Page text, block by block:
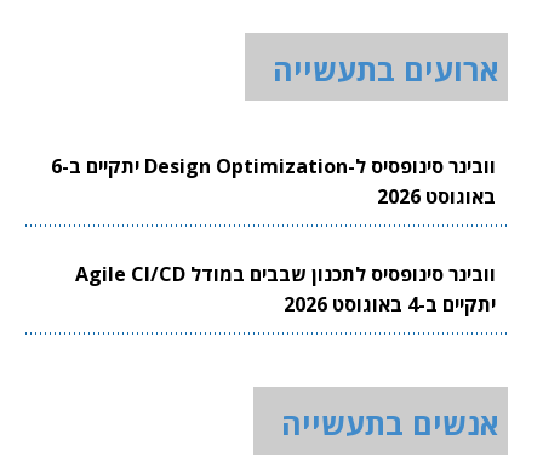
ארועים בתעשייה
וובינר סינופסיס ל-Design Optimization יתקיים ב-6
באוגוסט 2026
וובינר סינופסיס לתכנון שבבים במודל Agile CI/CD
יתקיים ב-4 באוגוסט 2026
אנשים בתעשייה